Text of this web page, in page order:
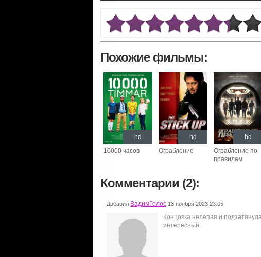
Похожие фильмы:
10000 часов
hd
Ограбление
hd
Ограбление по
правилам
hd
Комментарии (2):
Добавил ВадимГолос 13 ноября 2023 23:05
Концовка нелепая и
интересный.